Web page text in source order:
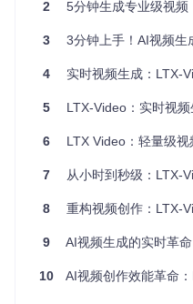
过程，使创作者可以精确控
当AI生成的视频出现画面撕
往源于三个技术环节的配置
🔍检查点1：时间一致性参数
时间注意力权重（temporal
致帧间关联减弱。新手常忽
快速镜头切换或物体高速移
未开启此选项会导致运动轨
检查点3：采样器选择
不同采样器对时间连续性的
2 5分钟生成专业级视频：
3 3分钟上手！AI视频生
4 实时视频生成：LTX-
5 LTX-Video：实时视频生
6 LTX Video：轻量级
7 从小时到秒级：LTX-Video如何重新定义
8 重构视频创作：LTX-
9 AI视频生成的实时革命：
10 AI视频创作效能革命